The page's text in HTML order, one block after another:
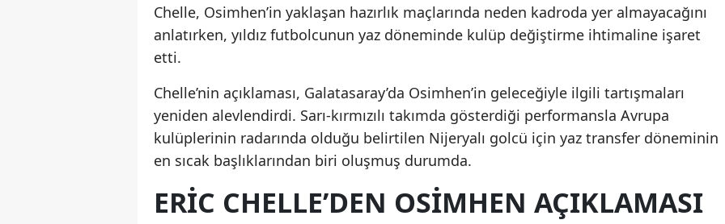
Chelle, Osimhen’in yaklaşan hazırlık maçlarında neden kadroda yer almayacağını
anlatırken, yıldız futbolcunun yaz döneminde kulüp değiştirme ihtimaline işaret
etti.
Chelle’nin açıklaması, Galatasaray’da Osimhen’in geleceğiyle ilgili tartışmaları
yeniden alevlendirdi. Sarı-kırmızılı takımda gösterdiği performansla Avrupa
kulüplerinin radarında olduğu belirtilen Nijeryalı golcü için yaz transfer döneminin
en sıcak başlıklarından biri oluşmuş durumda.
ERIC CHELLE’DEN OSIMHEN AÇIKLAMASI